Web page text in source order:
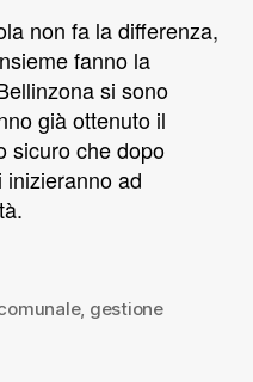
non fa la differenza,
fanno la
si sono
già ottenuto il
sicuro che dopo
ad
, gestione